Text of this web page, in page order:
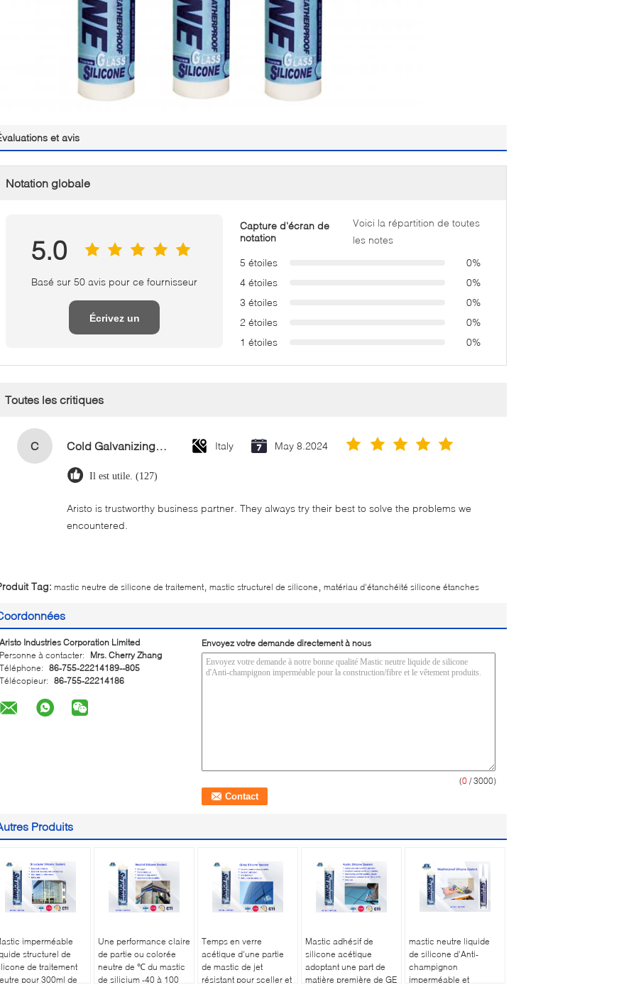
et avis
Notation globale
5.0
Basé sur 50 avis pour ce fournisseur
Écrivez un
Capture d'écran de
notation
Voici la répartition de toutes
les notes
5 étoiles
0%
4 étoiles
0%
3 étoiles
0%
2 étoiles
0%
1 étoiles
0%
Toutes les critiques
C Cold Galvanizing Zinc Spray Paint 400ml Italy May 8.2024
Il est utile. (127)
Aristo is trustworthy business partner. They always try their best to solve the problems we
encountered.
Tag: mastic neutre de silicone de traitement mastic structurel de silicone matériau d'étanchéité silicone étanches
Aristo Industries Corporation Limited
Personne à contacter:
Mrs. Cherry Zhang
Téléphone: 86-755-22214189--805
Télécopieur: 86-755-22214186
Envoyez votre demande directement à nous
(0 / 3000)
Produits
imperméable
structurel de
de traitement
pour 300ml de
Une performance claire
de partie ou colorée
neutre de ℃ du mastic
de silicium -40 à 100
Temps en verre
acétique d'une partie
de mastic de jet
résistant pour sceller et
Mastic adhésif de
silicone acétique
adoptant une part de
matière première de GE
mastic neutre liquide
de silicone d'Anti-
champignon
imperméable et